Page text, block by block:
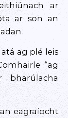
ar
ar son an
ag plé leis
“ag
eagraíocht